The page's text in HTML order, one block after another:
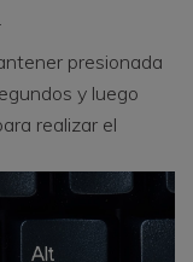
presionada
y luego
realizar el